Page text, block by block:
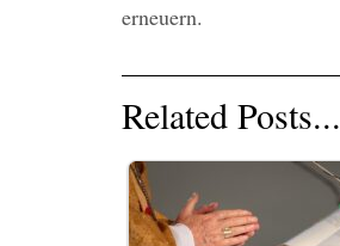
erneuern.
Related Posts...